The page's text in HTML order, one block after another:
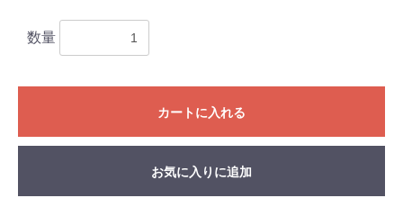
数量
カートに入れる
お気に入りに追加